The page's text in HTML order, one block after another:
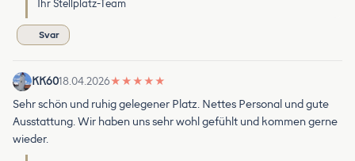
Ihr Stellplatz-Team
Svar
KK6018.04.2026★ ★ ★ ★ ★
Sehr schön und ruhig gelegener Platz. Nettes Personal und gute
Ausstattung. Wir haben uns sehr wohl gefühlt und kommen gerne
wieder.